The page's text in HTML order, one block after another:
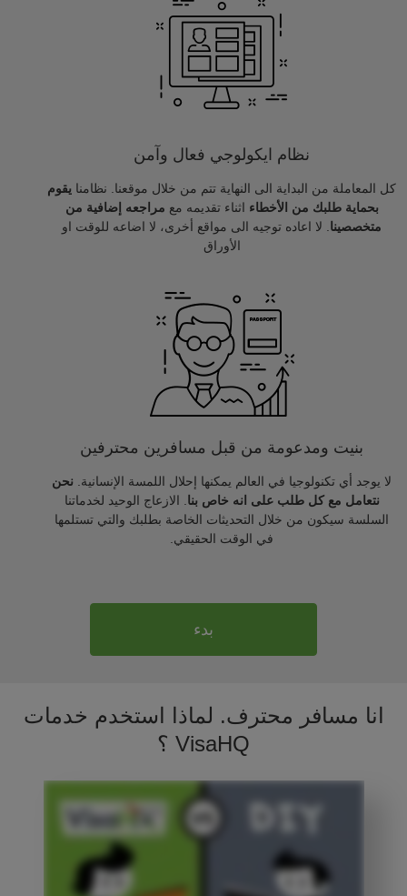
نظام ايكولوجي فعال وآمن
كل المعاملة من البداية الى النهاية تتم من خلال موقعنا. نظامنا يقوم
بحماية طلبك من الأخطاء اثناء تقديمه مع مراجعه إضافية من
متخصصينا . لا اعاده توجيه الى مواقع أخرى، لا اضاعه للوقت او
الأوراق
بنيت ومدعومة من قبل مسافرين محترفين
لا يوجد أي تكنولوجيا في العالم يمكنها إحلال اللمسة الإنسانية. نحن
نتعامل مع كل طلب على انه خاص بنا . الازعاج الوحيد لخدماتنا
السلسة سيكون من خلال التحديثات الخاصة بطلبك والتي تستلمها
في الوقت الحقيقي.
بدء
انا مسافر محترف. لماذا استخدم خدمات
VisaHQ ؟